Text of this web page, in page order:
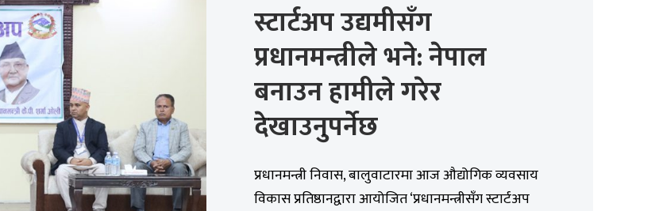
स्टार्टअप उद्यमीसँग
प्रधानमन्त्रीले भने: नेपाल
बनाउन हामीले गरेर
देखाउनुपर्नेछ
प्रधानमन्त्री निवास, बालुवाटारमा आज औद्योगिक व्यवसाय
विकास प्रतिष्ठानद्वारा आयोजित ‘प्रधानमन्त्रीसँग स्टार्टअप